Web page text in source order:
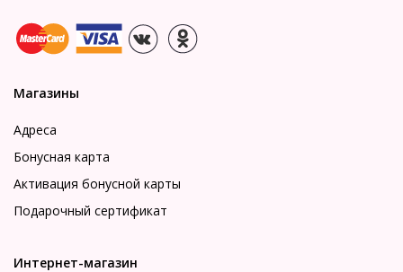
Магазины
Адреса
Бонусная карта
Активация бонусной карты
Подарочный сертификат
Интернет-магазин